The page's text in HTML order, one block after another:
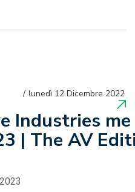
Industries me
| The AV
lunedì 12 Dicembre 2022